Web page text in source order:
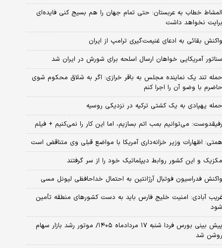
المشاط خطاب به عربستان: حتی تمام جهان را هم بسیج کنی فایده‌ای
برایت نخواهد داشت
واکنش بقائی به ادعای غنیمت‌گیری ترامپ از ایران
سناتور آمریکایی خواهان ارسال اسلحه برای شورش در ایران شد
حمله تند یک نماینده مجلس به باقر خرازی: اگر به شلاق محکوم شوی
حاضرم با وضو آن را اجرا کنم
حمله پهپادی به یک کشتی ترکیه در نزدیکی روسیه
رفیقدوست: می‌توانیم بمب اتم بسازیم، اما این کار را نمی‌کنیم + فیلم
همتی: اظهارات وزیر خزانه‌داری آمریکا با مواضع قبلی وی متناقض است
مکزیک و این کشور روابط دیپلماتیک خود را از سر گرفتند
واکنش فدراسیون فوتبال آرژانتین به احتمال خداحافظی لیونل مسی
غریب آبادی: امنیت خلیج فارس باید به دست کشورهای منطقه تأمین
شود
پیش بینی بورس فردا شنبه ۱۷ مردادماه ۱۴۰۵/ موتور رشد بازار سهام
روشن شد